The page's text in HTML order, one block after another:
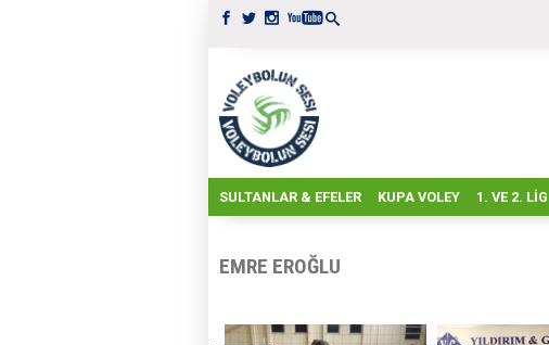
SULTANLAR & EFELER KUPA VOLEY 1. VE 2. LIG
EMRE EROĞLU